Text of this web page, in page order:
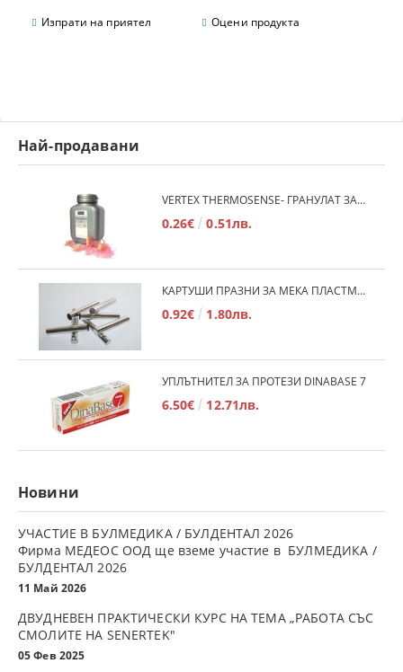
Изпрати на приятел Оцени продукта
Най-продавани
VERTEX THERMOSENSE- ГРАНУЛАТ ЗА МЕКИ ПРОТЕЗИ
0.26€ 0.51лв.
КАРТУШИ ПРАЗНИ ЗА МЕКА ПЛАСТМАСА
0.92€ 1.80лв.
УПЛЪТНИТЕЛ ЗА ПРОТЕЗИ DINABASE 7
6.50€ 12.71лв.
Новини
УЧАСТИЕ В БУЛМЕДИКА / БУЛДЕНТАЛ 2026
Фирма МЕДЕОС ООД ще вземе участие в БУЛМЕДИКА /
БУЛДЕНТАЛ 2026
11 Май 2026
ДВУДНЕВЕН ПРАКТИЧЕСКИ КУРС НА ТЕМА „РАБОТА СЪС
СМОЛИТЕ НА SENERTEK"
05 Фев 2025